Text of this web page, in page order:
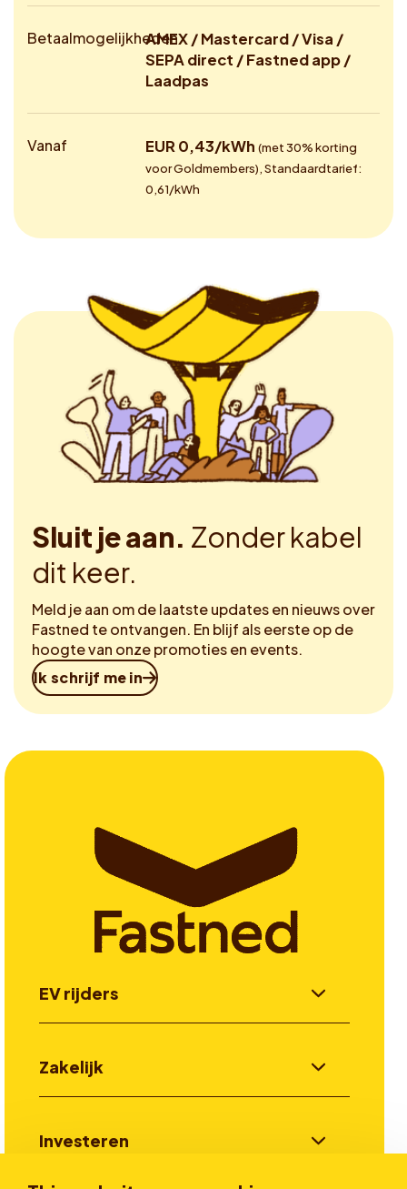
BetaalmogelijkhedenAMEX / Mastercard / Visa /
SEPA direct / Fastned app /
Laadpas
Vanaf EUR 0,43/kWh (met 30% korting
voor Goldmembers), Standaardtarief:
0,61/kWh
Sluit je aan. Zonder kabel
dit keer.
Meld je aan om de laatste updates en nieuws over
Fastned te ontvangen. En blijf als eerste op de
hoogte van onze promoties en events.
Ik schrijf me in
EV rijders
Zakelijk
Investeren